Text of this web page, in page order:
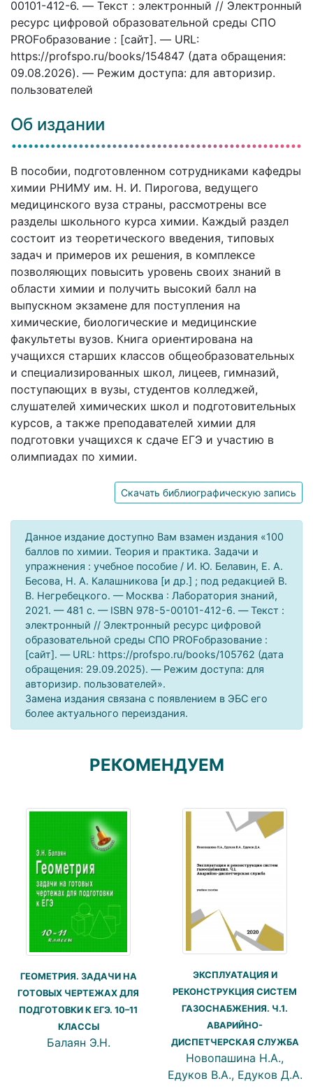
00101-412-6. — Текст : электронный // Электронный
ресурс цифровой образовательной среды СПО
PROFобразование : [сайт]. — URL:
https://profspo.ru/books/154847 (дата обращения:
09.08.2026). — Режим доступа: для авторизир.
пользователей
Об издании
В пособии, подготовленном сотрудниками кафедры
химии РНИМУ им. Н. И. Пирогова, ведущего
медицинского вуза страны, рассмотрены все
разделы школьного курса химии. Каждый раздел
состоит из теоретического введения, типовых
задач и примеров их решения, в комплексе
позволяющих повысить уровень своих знаний в
области химии и получить высокий балл на
выпускном экзамене для поступления на
химические, биологические и медицинские
факультеты вузов. Книга ориентирована на
учащихся старших классов общеобразовательных
и специализированных школ, лицеев, гимназий,
поступающих в вузы, студентов колледжей,
слушателей химических школ и подготовительных
курсов, а также преподавателей химии для
подготовки учащихся к сдаче ЕГЭ и участию в
олимпиадах по химии.
Скачать библиографическую запись
Данное издание доступно Вам взамен издания «100
баллов по химии. Теория и практика. Задачи и
упражнения : учебное пособие / И. Ю. Белавин, Е. А.
Бесова, Н. А. Калашникова [и др.] ; под редакцией В.
В. Негребецкого. — Москва : Лаборатория знаний,
2021. — 481 c. — ISBN 978-5-00101-412-6. — Текст :
электронный // Электронный ресурс цифровой
образовательной среды СПО PROFобразование :
[сайт]. — URL: https://profspo.ru/books/105762 (дата
обращения: 29.09.2025). — Режим доступа: для
авторизир. пользователей».
Замена издания связана с появлением в ЭБС его
более актуального переиздания.
РЕКОМЕНДУЕМ
ГЕОМЕТРИЯ. ЗАДАЧИ НА
ГОТОВЫХ ЧЕРТЕЖАХ ДЛЯ
ПОДГОТОВКИ К ЕГЭ. 10–11
КЛАССЫ
Балаян Э.Н.
ЭКСПЛУАТАЦИЯ И
РЕКОНСТРУКЦИЯ СИСТЕМ
ГАЗОСНАБЖЕНИЯ. Ч.1.
АВАРИЙНО-
ДИСПЕТЧЕРСКАЯ СЛУЖБА
Новопашина Н.А.,
Едуков В.А., Едуков Д.А.